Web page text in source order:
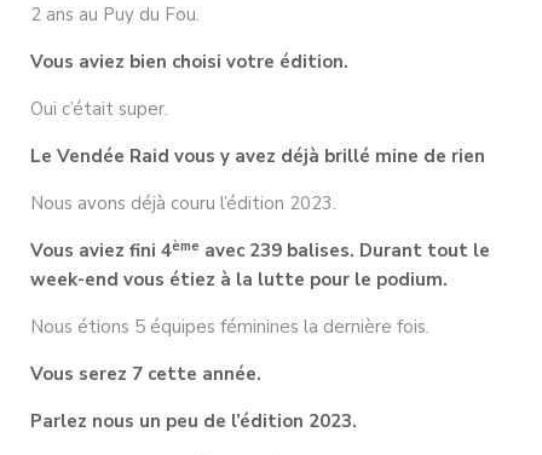
2 ans au Puy du Fou.
Vous aviez bien choisi votre édition.
Oui c’était super.
Le Vendée Raid vous y avez déjà brillé mine de rien
Nous avons déjà couru l’édition 2023.
Vous aviez fini 4ème avec 239 balises. Durant tout le
week-end vous étiez à la lutte pour le podium.
Nous étions 5 équipes féminines la dernière fois.
Vous serez 7 cette année.
Parlez nous un peu de l’édition 2023.